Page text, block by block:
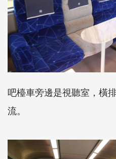
吧檯車旁邊是視聽室，橫
流。